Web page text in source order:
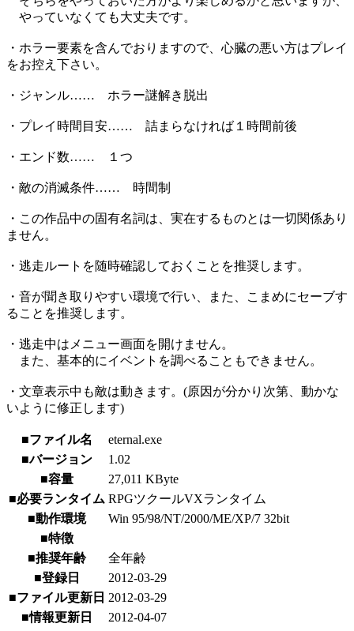
やっていなくても大丈夫です。
・ホラー要素を含んでおりますので、心臓の悪い方はプレイ
をお控え下さい。
・ジャンル…… ホラー謎解き脱出
・プレイ時間目安…… 詰まらなければ１時間前後
・エンド数…… １つ
・敵の消滅条件…… 時間制
・この作品中の固有名詞は、実在するものとは一切関係あり
ません。
・逃走ルートを随時確認しておくことを推奨します。
・音が聞き取りやすい環境で行い、また、こまめにセーブす
ることを推奨します。
・逃走中はメニュー画面を開けません。
また、基本的にイベントを調べることもできません。
・文章表示中も敵は動きます。(原因が分かり次第、動かな
いように修正します)
■ファイル名
eternal.exe
■バージョン
1.02
■容量
27,011 KByte
■必要ランタイム RPGツクールVXランタイム
■動作環境
Win 95/98/NT/2000/ME/XP/7 32bit
■特徴
■推奨年齢
全年齢
■登録日
2012-03-29
■ファイル更新日 2012-03-29
■情報更新日
2012-04-07